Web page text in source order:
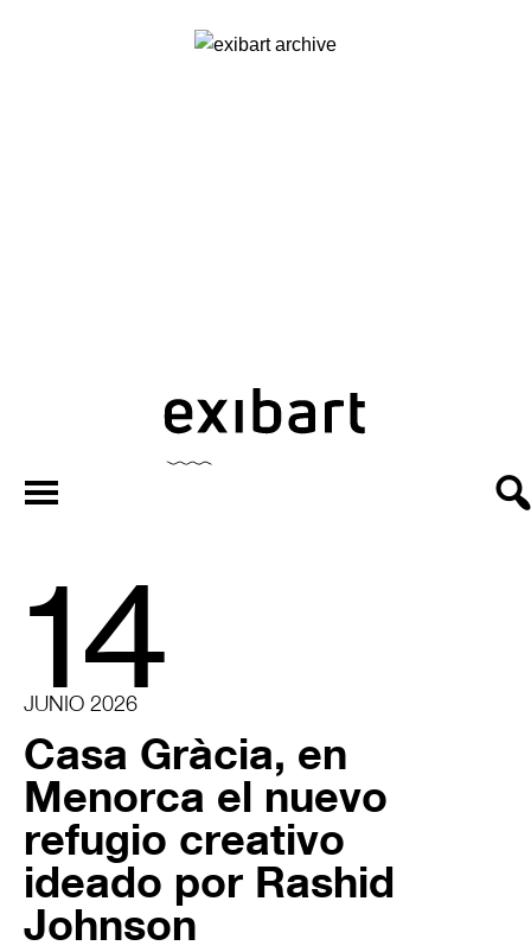
exibart.ar
14
JUNIO 2026
Casa Gràcia, en
Menorca el nuevo
refugio creativo
ideado por Rashid
Johnson